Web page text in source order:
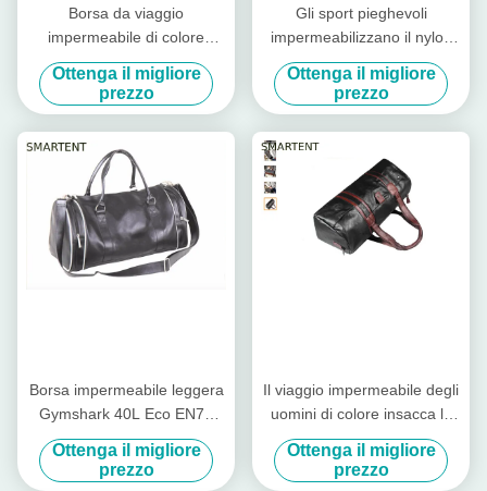
Borsa da viaggio
impermeabile di colore
arancio grande da 60L
Borsa da viaggio
impermeabile di colore
arancio grande da 60L
Borsa da viaggio sportiva da
600D Borsa da cuffia per
sport
Ottenga il migliore
prezzo
Gli sport pieghevoli
impermeabilizzano il nylon
resistente Hangbag dello
strappo dello zaino delle
borse di viaggio
Ottenga il migliore
prezzo
Borsa impermeabile leggera
Gymshark 40L Eco EN71
amichevole del barilotto
dell'unità di elaborazione
Ottenga il migliore
prezzo
Il viaggio impermeabile degli
uomini di colore insacca la
borsa di Duffle di cuoio della
palestra 53X18X21cm
Ottenga il migliore
prezzo